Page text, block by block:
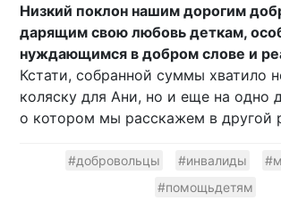
Низкий поклон нашим дорогим
дарящим свою любовь деткам,
нуждающимся в добром слове и
Кстати, собранной суммы хватило
коляску для Ани, но и еще на одно
о котором мы расскажем в другой
#добровольцы #инвалиды
#помощьдетям